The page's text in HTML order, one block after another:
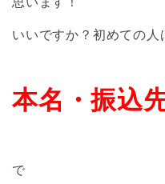
いいですか？初めての人
本名・振込
で